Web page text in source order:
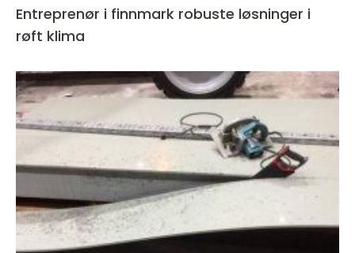
Entreprenør i finnmark robuste løsninger i
røft klima